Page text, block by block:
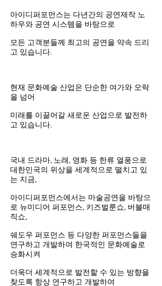
아이디퍼포먼스는 다년간의 공연제작 노
하우와 공연 시스템을 바탕으로
모든 고객분들께 최고의 공연을 약속 드리
고 있습니다.
현재 문화예술 산업은 단순한 여가와 오락
을 넘어
미래를 이끌어갈 새로운 산업으로 발전하
고 있습니다.
국내 드라마, 노래, 영화 등 한류 열풍으로
대한민국의 위상을 세계적으로 떨치고 있
는 지금,
아이디퍼포먼스에서는 마술공연을 바탕으
로 뉴미디어 퍼포먼스, 키즈벌룬쇼, 버블매
직쇼,
쉐도우 퍼포먼스 등 다양한 퍼포먼스들을
연구하고 개발하여 한국적인 문화예술로
승화시켜
더욱더 세계적으로 발전할 수 있는 방향을
찾도록 항상 연구하고 개발하여